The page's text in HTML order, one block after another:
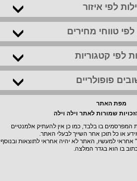
לפי איזור
לפי טווחי מחירים
לפי קטגוריות
פופולריים
מפת האתר
בו בלבד, כמו כן אין להעתיק אלמנטיים
או כל תוכן אחר השייך לבעלי האתר.
כל העושה שימוש באתר "VillaVilla" אחראי למעשיו, האתר לא יהיה אחראי לתוצאות ובנוסף
בו הוא בגדר המלצה.